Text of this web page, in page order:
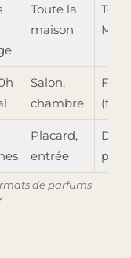
Toute la
maison
Salon,
chambre
Feu
Placard,
entrée
de parfums